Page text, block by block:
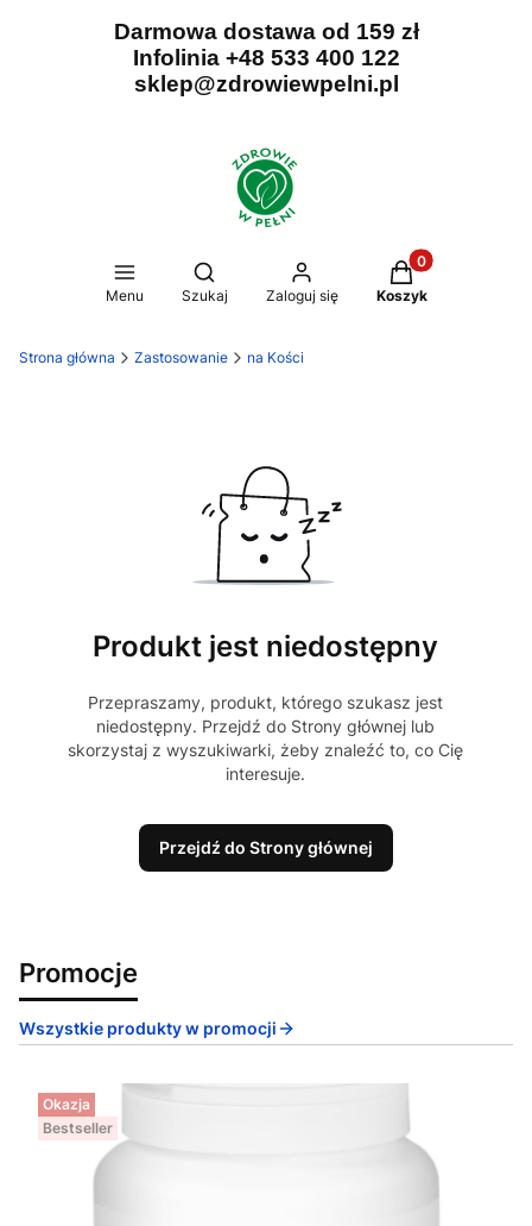
Darmowa dostawa od 159 zł
Infolinia +48 533 400 122
sklep@zdrowiewpelni.pl
Menu
Otwórz wyszukiwarkę
Szukaj Zaloguj się
Produkty w
Koszyk
Strona główna Zastosowanie na Kości
Produkt jest niedostępny
Przepraszamy, produkt, którego szukasz jest
niedostępny. Przejdź do Strony głównej lub
skorzystaj z wyszukiwarki, żeby znaleźć to, co Cię
interesuje.
Przejdź do Strony głównej
Promocje
Wszystkie produkty w promocji
Okazja
Bestseller